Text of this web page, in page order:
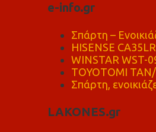
e-info.gr
Σπάρτη –
HISENSE
WINSTAR WST-
TOYOTOMI
Σπάρτη,
LAKONES.gr